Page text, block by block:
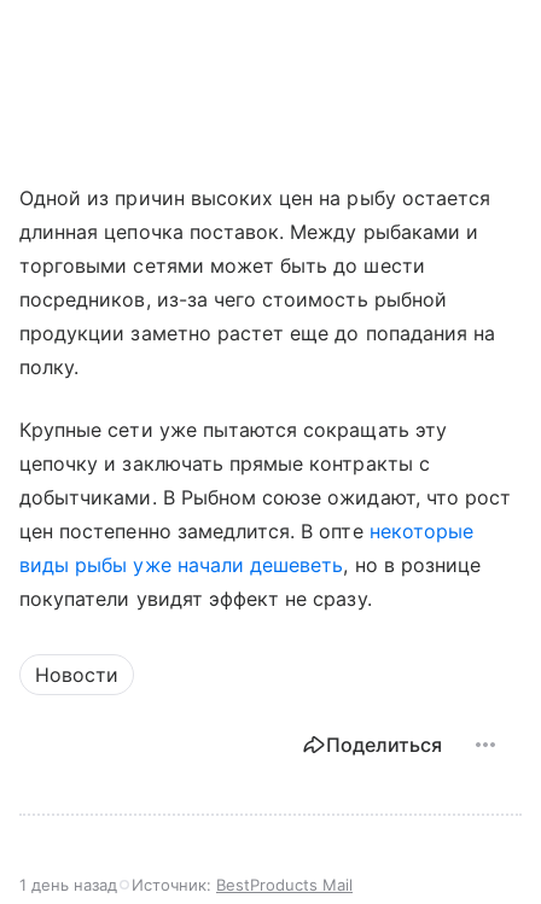
Одной из причин высоких цен на рыбу остается
длинная цепочка поставок. Между рыбаками и
торговыми сетями может быть до шести
посредников, из-за чего стоимость рыбной
продукции заметно растет еще до попадания на
полку.
Крупные сети уже пытаются сокращать эту
цепочку и заключать прямые контракты с
добытчиками. В Рыбном союзе ожидают, что рост
цен постепенно замедлится. В опте некоторые
виды рыбы уже начали дешеветь, но в рознице
покупатели увидят эффект не сразу.
Новости
Поделиться
1 день назад Источник: BestProducts Mail